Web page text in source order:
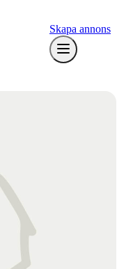
Skapa annons